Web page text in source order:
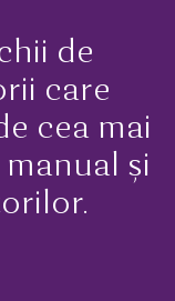
de
care
cea mai
și